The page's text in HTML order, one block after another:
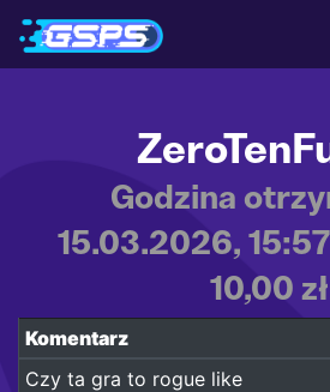
Godzina
15.03.2026,
10,00 zł
Komentarz
Czy ta gra to rogue like